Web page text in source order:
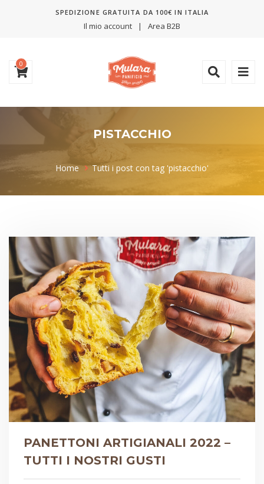
SPEDIZIONE GRATUITA DA 100€ IN ITALIA
Il mio account Area B2B
0
PISTACCHIO
Home Tutti i post con tag 'pistacchio'
PANETTONI ARTIGIANALI 2022 –
TUTTI I NOSTRI GUSTI